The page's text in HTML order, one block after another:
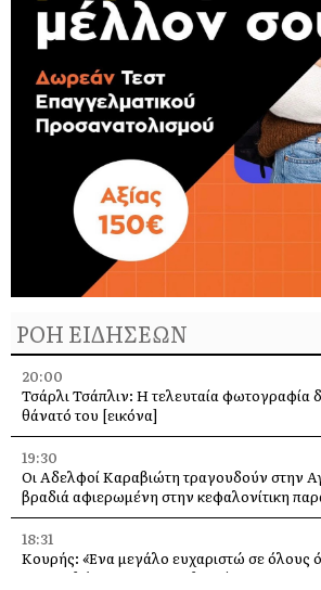
ΡΟΗ ΕΙΔΗΣΕΩΝ
20:00
Τσάρλι Τσάπλιν: Η τελευταία φωτογραφία
θάνατό του [εικόνα]
19:30
Οι Αδελφοί Καραβιώτη τραγουδούν στην
βραδιά αφιερωμένη στην κεφαλονίτικη
18:31
Κουρής: «Ένα μεγάλο ευχαριστώ σε όλους
με τις φλόγες στην Κεφαλονιά»